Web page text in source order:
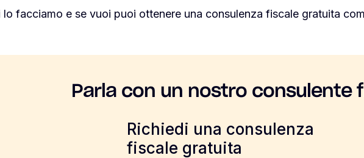
lo facciamo e se vuoi puoi ottenere una consulenza fiscale gratuita
Parla con un nostro consulente
Richiedi una consulenza
fiscale gratuita